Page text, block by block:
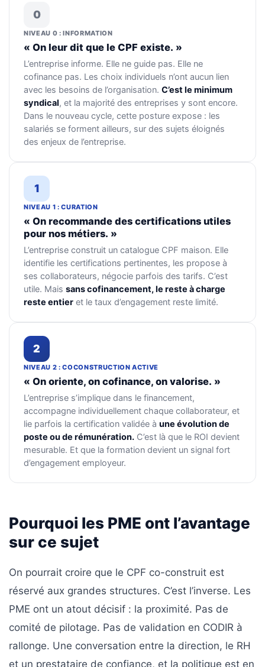
0
NIVEAU 0 : INFORMATION
« On leur dit que le CPF existe. »
L’entreprise informe. Elle ne guide pas. Elle ne
cofinance pas. Les choix individuels n’ont aucun lien
avec les besoins de l’organisation. C’est le minimum
syndical, et la majorité des entreprises y sont encore.
Dans le nouveau cycle, cette posture expose : les
salariés se forment ailleurs, sur des sujets éloignés
des enjeux de l’entreprise.
1
NIVEAU 1 : CURATION
« On recommande des certifications utiles
pour nos métiers. »
L’entreprise construit un catalogue CPF maison. Elle
identifie les certifications pertinentes, les propose à
ses collaborateurs, négocie parfois des tarifs. C’est
utile. Mais sans cofinancement, le reste à charge
reste entier et le taux d’engagement reste limité.
2
NIVEAU 2 : COCONSTRUCTION ACTIVE
« On oriente, on cofinance, on valorise. »
L’entreprise s’implique dans le financement,
accompagne individuellement chaque collaborateur, et
lie parfois la certification validée à une évolution de
poste ou de rémunération. C’est là que le ROI devient
mesurable. Et que la formation devient un signal fort
d’engagement employeur.
Pourquoi les PME ont l’avantage
sur ce sujet
On pourrait croire que le CPF co-construit est
réservé aux grandes structures. C’est l’inverse. Les
PME ont un atout décisif : la proximité. Pas de
comité de pilotage. Pas de validation en CODIR à
rallonge. Une conversation entre la direction, le RH
et un prestataire de confiance, et la politique est en